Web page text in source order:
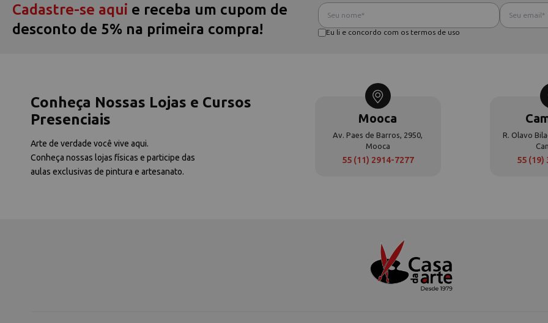
Cadastre-se aqui e receba um cupom de
desconto de 5% na primeira compra!
Eu li e concordo com os termos de uso
Conheça Nossas Lojas e Cursos
Presenciais
Arte de verdade você vive aqui.
Conheça nossas lojas físicas e participe das
aulas exclusivas de pintura e artesanato.
Mooca
Av. Paes de Barros, 2950,
Mooca
55 (11) 2914-7277
R. Olavo
55 (19)